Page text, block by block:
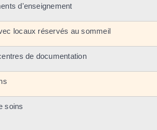
d'enseignement
locaux réservés au sommeil
de documentation
soins